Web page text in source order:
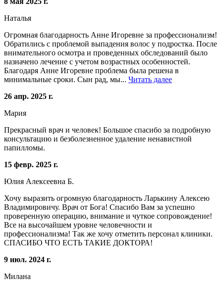
Наталья
Огромная благодарность Анне Игоревне за профессионализм!
Обратились с проблемой выпадения волос у подростка. После
внимательного осмотра и проведенных обследований было
назначено лечение с учетом возрастных особенностей.
Благодаря Анне Игоревне проблема была решена в
минимальные сроки. Сын рад, мы... Читать далее
26 апр. 2025 г.
Мария
Прекрасный врач и человек! Большое спасибо за подробную
консультацию и безболезненное удаление ненавистной
папилломы.
15 февр. 2025 г.
Юлия Алексеевна Б.
Хочу выразить огромную благодарность Ларькину Алексею
Владимировичу. Врач от Бога! Спасибо Вам за успешно
проверенную операцию, внимание и чуткое сопровождение!
Все на высочайшем уровне человечности и
профессионализма! Так же хочу отметить персонал клиники.
СПАСИБО ЧТО ЕСТЬ ТАКИЕ ДОКТОРА!
9 июл. 2024 г.
Милана